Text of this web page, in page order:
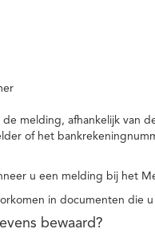
melding, afhankelijk van
of het
u een melding bij het
in documenten die
bewaard?